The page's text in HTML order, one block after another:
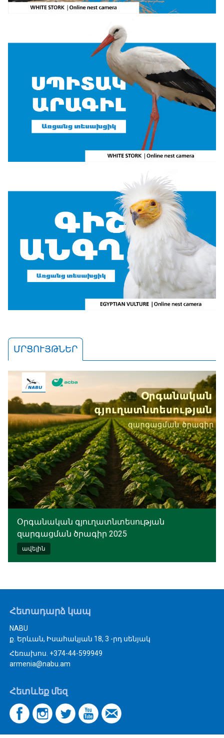
ՄՐՑՈՒՅԹՆԵՐ
Օրգանական գյուղատնտեսության
զարգացման ծրագիր 2025
ավելին
Հետադարձ կապ
NABU
ք. Երևան, Իսահակյան 18, 3 -րդ սենյակ
Հեռախոս. +374-44-599949
armenia@nabu.am
Հետևեք մեզ